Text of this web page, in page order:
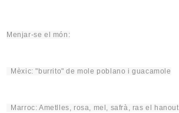
Menjar-se el món:
Mèxic: " burrito" de mole poblano i guacamole
Marroc: Ametlles, rosa, mel, safrà, ras el hanout